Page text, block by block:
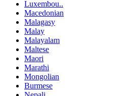
Luxembou..
Macedonian
Malagasy
Malay
Malayalam
Maltese
Maori
Marathi
Mongolian
Burmese